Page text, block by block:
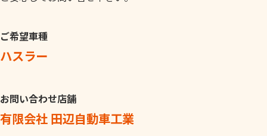
ご希望車種
ハスラー
お問い合わせ店舗
有限会社 田辺自動車工業